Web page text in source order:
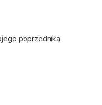
poprzednika